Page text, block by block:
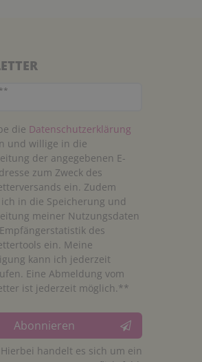
Honig
die Daten­schutz­erklärung
und willige in die
der angegebenen E-
zum Zweck des
ein. Zudem
in die Speicherung und
meiner Nutzungsdaten
des
ein. Meine
kann ich jederzeit
Eine Abmeldung vom
ist jederzeit möglich.**
Abonnieren
handelt es sich um ein